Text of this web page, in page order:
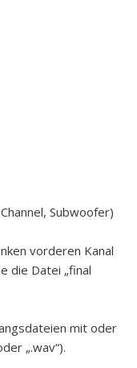
Subwoofer)
vorderen Kanal
die Datei „final
mit oder
„.wav“).